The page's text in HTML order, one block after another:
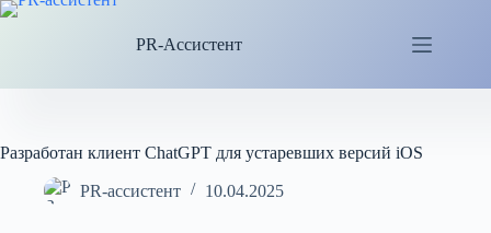
Перейти
PR-Ассистент
Разработан клиент ChatGPT для устаревших версий iOS
PR-ассистент 10.04.2025